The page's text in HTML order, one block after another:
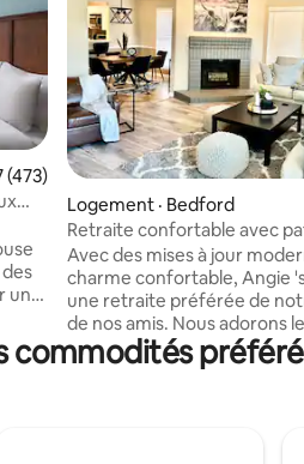
de 4,87 sur 5, 473
(473)
une
Logement · Bedford
Retraite confortable avec
barbecue et télévision
Avec des mises à jour
charme confortable, Angie
une retraite préférée de
de nos amis. Nous adorons
avec les voyageurs qui
de Dallas-Fort Worth. Notre
commodités